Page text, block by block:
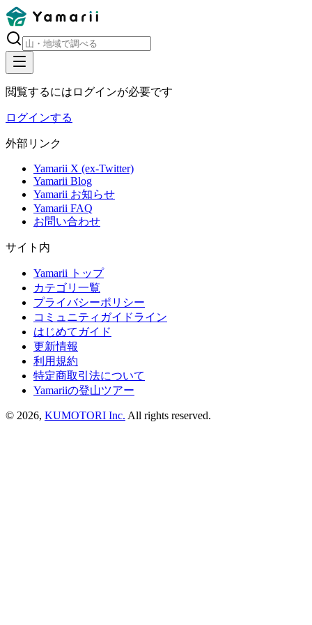
閲覧するにはログインが必要です
ログインする
外部リンク
Yamarii X (ex-Twitter)
Yamarii Blog
Yamarii お知らせ
Yamarii FAQ
お問い合わせ
サイト内
Yamarii トップ
カテゴリ一覧
プライバシーポリシー
コミュニティガイドライン
はじめてガイド
更新情報
利用規約
特定商取引法について
Yamariiの登山ツアー
© 2026, KUMOTORI Inc. All rights reserved.